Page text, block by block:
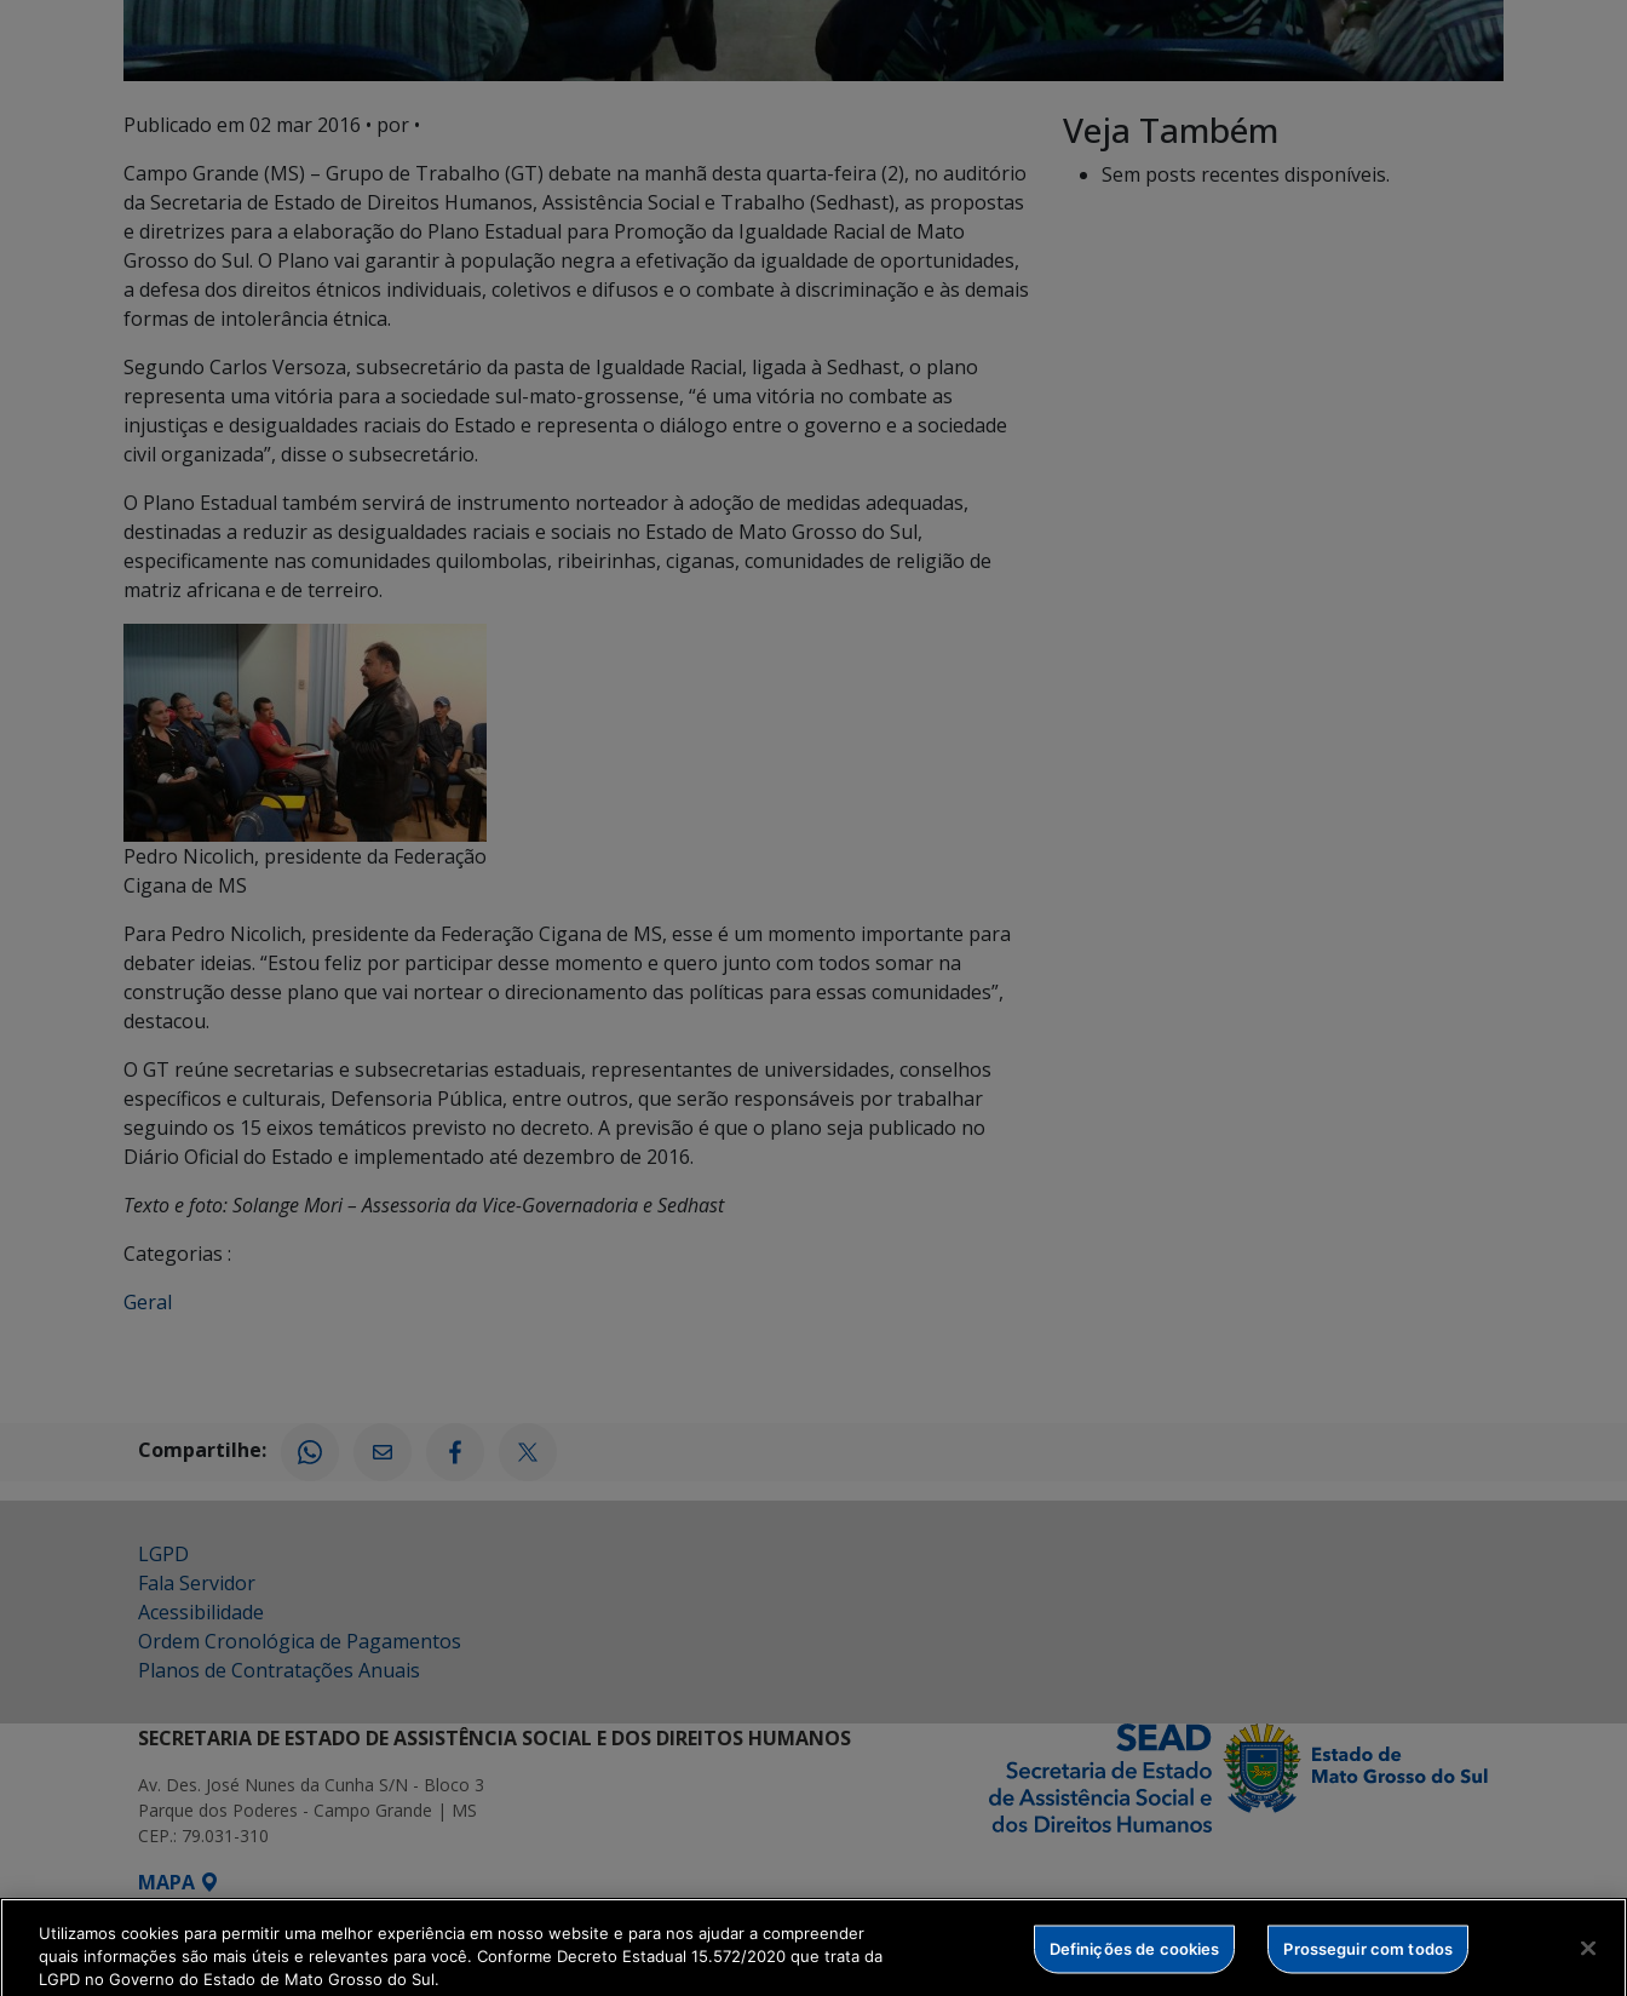
Publicado em 02 mar 2016 • por •
Campo Grande (MS) – Grupo de Trabalho (GT) debate na manhã desta quarta-feira (2), no auditório
da Secretaria de Estado de Direitos Humanos, Assistência Social e Trabalho (Sedhast), as propostas
e diretrizes para a elaboração do Plano Estadual para Promoção da Igualdade Racial de Mato
Grosso do Sul. O Plano vai garantir à população negra a efetivação da igualdade de oportunidades,
a defesa dos direitos étnicos individuais, coletivos e difusos e o combate à discriminação e às demais
formas de intolerância étnica.
Segundo Carlos Versoza, subsecretário da pasta de Igualdade Racial, ligada à Sedhast, o plano
representa uma vitória para a sociedade sul-mato-grossense, “é uma vitória no combate as
injustiças e desigualdades raciais do Estado e representa o diálogo entre o governo e a sociedade
civil organizada”, disse o subsecretário.
O Plano Estadual também servirá de instrumento norteador à adoção de medidas adequadas,
destinadas a reduzir as desigualdades raciais e sociais no Estado de Mato Grosso do Sul,
especificamente nas comunidades quilombolas, ribeirinhas, ciganas, comunidades de religião de
matriz africana e de terreiro.
Pedro Nicolich, presidente da Federação
Cigana de MS
Para Pedro Nicolich, presidente da Federação Cigana de MS, esse é um momento importante para
debater ideias. “Estou feliz por participar desse momento e quero junto com todos somar na
construção desse plano que vai nortear o direcionamento das políticas para essas comunidades”,
destacou.
O GT reúne secretarias e subsecretarias estaduais, representantes de universidades, conselhos
específicos e culturais, Defensoria Pública, entre outros, que serão responsáveis por trabalhar
seguindo os 15 eixos temáticos previsto no decreto. A previsão é que o plano seja publicado no
Diário Oficial do Estado e implementado até dezembro de 2016.
Texto e foto: Solange Mori – Assessoria da Vice-Governadoria e Sedhast
Categorias :
Geral
Veja Também
Sem posts recentes disponíveis.
Compartilhe:
LGPD
Fala Servidor
Acessibilidade
Ordem Cronológica de Pagamentos
Planos de Contratações Anuais
SECRETARIA DE ESTADO DE ASSISTÊNCIA SOCIAL E DOS DIREITOS HUMANOS
Av. Des. José Nunes da Cunha S/N - Bloco 3
Parque dos Poderes - Campo Grande | MS
CEP.: 79.031-310
MAPA
SETDIG | Secretaria-Executiva de Transformação Digital
get_footer();
Utilizamos cookies para permitir uma melhor experiência em nosso website e para nos ajudar a compreender
quais informações são mais úteis e relevantes para você. Conforme Decreto Estadual 15.572/2020 que trata da
LGPD no Governo do Estado de Mato Grosso do Sul.
Definições de cookies Prosseguir com todos